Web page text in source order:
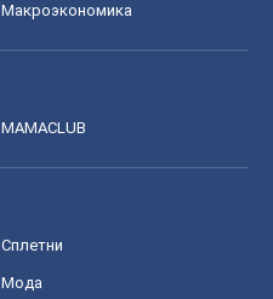
Mакроэкономика
MAMACLUB
Сплетни
Мода